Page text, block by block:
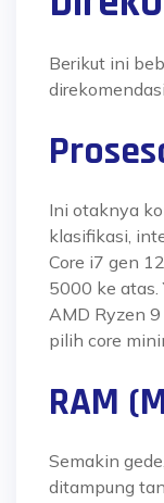
Berikut ini
Ini otaknya
klasifikasi,
Core i7 gen
5000 ke atas.
AMD Ryzen
pilih core
RAM
Semakin
ditampung